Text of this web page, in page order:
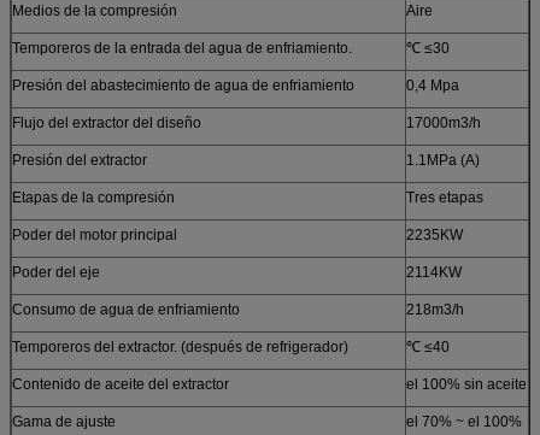
Medios de la compresión Aire
Temporeros de la entrada del agua de enfriamiento. ℃ ≤30
Presión del abastecimiento de agua de enfriamiento 0,4 Mpa
Flujo del extractor del diseño 17000m3/h
Presión del extractor 1.1MPa (A)
Etapas de la compresión Tres etapas
Poder del motor principal 2235KW
Poder del eje 2114KW
Consumo de agua de enfriamiento 218m3/h
Temporeros del extractor. (después de refrigerador) ℃ ≤40
Contenido de aceite del extractor el 100% sin aceite
Gama de ajuste el 70% ~ el 100%